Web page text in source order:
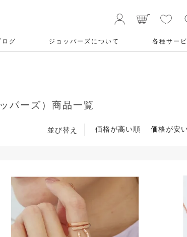
ログ ジョッパーズについて 各種サー
パーズ）商品一覧
並び替え 価格が高い順 価格が安